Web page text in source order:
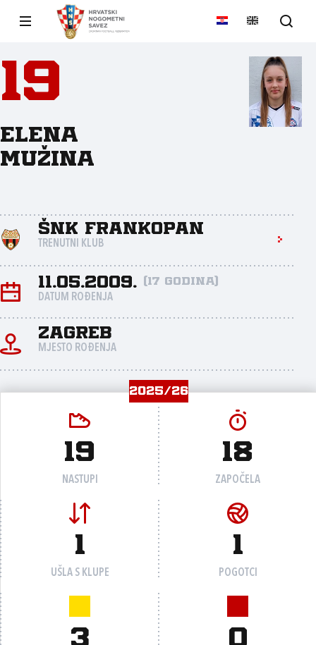
19
Elena
Mužina
ŠNK Frankopan
TRENUTNI KLUB
11.05.2009. (17 godina)
DATUM ROĐENJA
Zagreb
MJESTO ROĐENJA
2025/26
19
NASTUPI
18
ZAPOČELA
1
UŠLA S KLUPE
1
POGOTCI
3 0